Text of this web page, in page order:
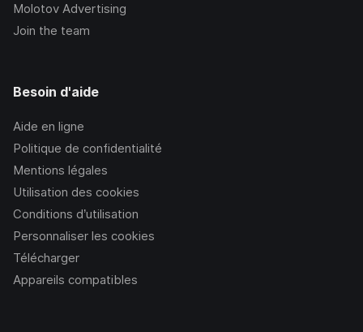
Molotov Advertising
Join the team
Besoin d'aide
Aide en ligne
Politique de confidentialité
Mentions légales
Utilisation des cookies
Conditions d’utilisation
Personnaliser les cookies
Télécharger
Appareils compatibles